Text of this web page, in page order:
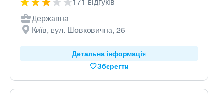
Державна
Київ, вул. Шовковична, 25
Детальна інформація
Зберегти